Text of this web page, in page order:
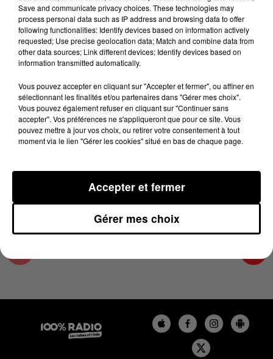
100%
100% radio les infos du Tarn et Garonne
15 juin 2023 - 3 min 16 sec
LES INFOS DU TARN ET GARONNE DU
15/06/2023 À 12H00
Podcasts infos du Tarn et Garonne
Save and communicate privacy choices. These technologies may
process personal data such as IP address and browsing data to offer
following functionalities: Identify devices based on information actively
requested; Use precise geolocation data; Match and combine data from
other data sources; Link different devices; Identify devices based on
information transmitted automatically.
Vous pouvez accepter en cliquant sur "Accepter et fermer", ou affiner en
sélectionnant les finalités et/ou partenaires dans "Gérer mes choix".
Vous pouvez également refuser en cliquant sur "Continuer sans
accepter". Vos préférences ne s'appliqueront que pour ce site. Vous
pouvez mettre à jour vos choix, ou retirer votre consentement à tout
moment via le lien "Gérer les cookies" situé en bas de chaque page.
Gérer mes choix
Accepter et fermer